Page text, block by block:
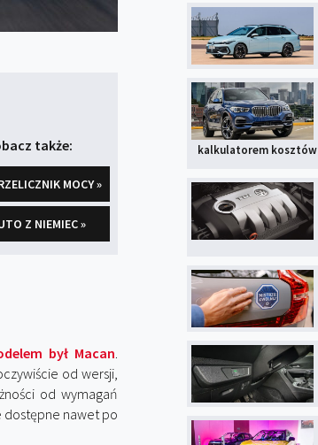
także:
MOCY »
Z NIEMIEC »
był Macan.
od wersji,
od wymagań
dostępne nawet po
kalkulatorem kosztów